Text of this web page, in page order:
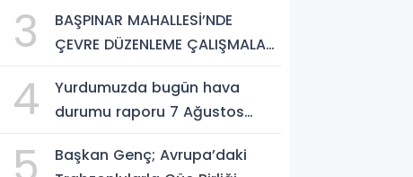
3
BAŞPINAR MAHALLESİ’NDE
ÇEVRE DÜZENLEME ÇALIŞMALARI
4
Yurdumuzda bugün hava
durumu raporu 7 Ağustos
Başkan Genç; Avrupa’daki